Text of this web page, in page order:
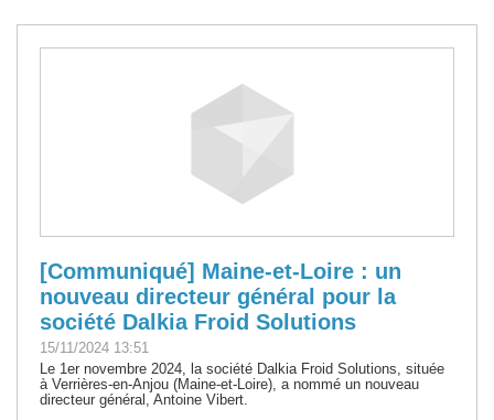
[Communiqué] Maine-et-Loire : un
nouveau directeur général pour la
société Dalkia Froid Solutions
15/11/2024 13:51
Le 1er novembre 2024, la société Dalkia Froid Solutions, située
à Verrières-en-Anjou (Maine-et-Loire), a nommé un nouveau
directeur général, Antoine Vibert.